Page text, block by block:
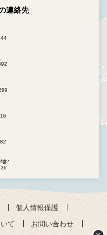
連絡先
2
個人情報保護
て お問い合わせ